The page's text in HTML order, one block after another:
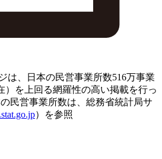
は、日本の民営事業所数516万事業
）を上回る網羅性の高い掲載を行っ
民営事業所数は、総務省統計局サ
）を参照